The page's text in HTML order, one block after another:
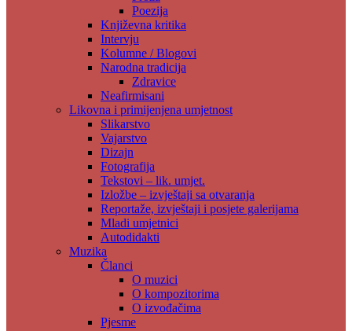
Poezija
Književna kritika
Intervju
Kolumne / Blogovi
Narodna tradicija
Zdravice
Neafirmisani
Likovna i primijenjena umjetnost
Slikarstvo
Vajarstvo
Dizajn
Fotografija
Tekstovi – lik. umjet.
Izložbe – izvještaji sa otvaranja
Reportaže, izvještaji i posjete galerijama
Mladi umjetnici
Autodidakti
Muzika
Članci
O muzici
O kompozitorima
O izvođačima
Pjesme